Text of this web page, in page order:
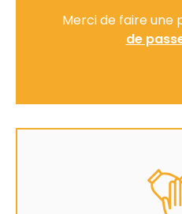
Merci de faire une
de